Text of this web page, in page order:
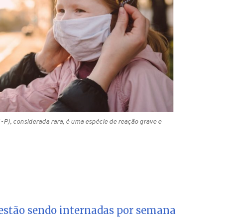
considerada rara, é uma espécie de reação grave e
sendo internadas por semana